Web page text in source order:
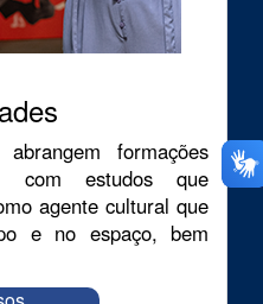
formações
com estudos que
agente cultural que
e no espaço, bem